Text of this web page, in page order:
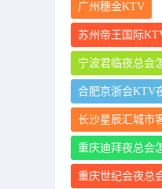
广州穗金KTV
苏州帝王国际
宁波君临夜总会
合肥京浙会KTV
长沙星辰汇城市
重庆迪拜夜总会
重庆世纪会夜总